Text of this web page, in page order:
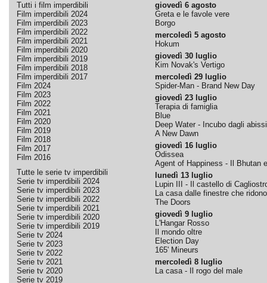
Tutti i film imperdibili
Film imperdibili 2024
Film imperdibili 2023
Film imperdibili 2022
Film imperdibili 2021
Film imperdibili 2020
Film imperdibili 2019
Film imperdibili 2018
Film imperdibili 2017
Film 2024
Film 2023
Film 2022
Film 2021
Film 2020
Film 2019
Film 2018
Film 2017
Film 2016
Tutte le serie tv imperdibili
Serie tv imperdibili 2024
Serie tv imperdibili 2023
Serie tv imperdibili 2022
Serie tv imperdibili 2021
Serie tv imperdibili 2020
Serie tv imperdibili 2019
Serie tv 2024
Serie tv 2023
Serie tv 2022
Serie tv 2021
Serie tv 2020
Serie tv 2019
giovedì 6 agosto
Greta e le favole vere
Borgo
mercoledì 5 agosto
Hokum
giovedì 30 luglio
Kim Novak's Vertigo
mercoledì 29 luglio
Spider-Man - Brand New Day
giovedì 23 luglio
Terapia di famiglia
Blue
Deep Water - Incubo dagli abissi
A New Dawn
giovedì 16 luglio
Odissea
Agent of Happiness - Il Bhutan
lunedì 13 luglio
Lupin III - Il castello di
La casa dalle finestre che ridono
The Doors
giovedì 9 luglio
L'Hangar Rosso
Il mondo oltre
Election Day
165' Mineurs
mercoledì 8 luglio
La casa - Il rogo del male